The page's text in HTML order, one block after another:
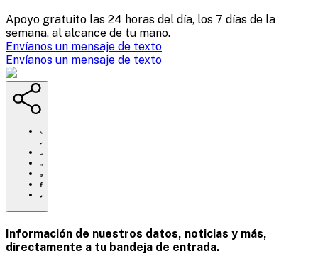
Apoyo gratuito las 24 horas del día, los 7 días de la
semana, al alcance de tu mano.
Envíanos un mensaje de texto
Envíanos un mensaje de texto
Haga
clic
para
imprimir
Compartir
esta
página
por
electrónico
Compartir
esta
página
Pinterest
Compartir
esta
en
Compartir
página
Twitter
Información de nuestros datos, noticias y más,
directamente a tu bandeja de entrada.